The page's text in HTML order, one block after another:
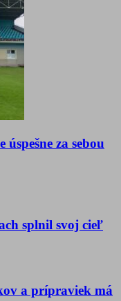
za sebou
splnil svoj cieľ
a prípraviek má